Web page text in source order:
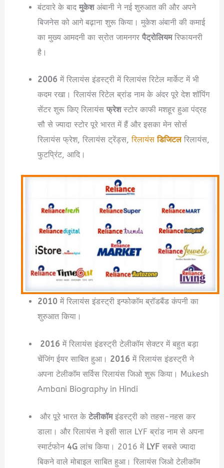
बंटवारे के बाद मुकेश अंबानी ने नई शुरुआत की और अपने
बिजनेस को आगे बढ़ाना शुरू किया। मुकेश अंबानी की कमाई
का मुख्य आमदनी का स्रोत जामनगर पैट्रोलियमरिफायनरी
है।
2006 में रिलायंस इंडस्ट्री में रिलायंस रिटेल मार्केट में भी
कदम रखा। रिलायंस रिटेल ब्रांड नाम के अंदर पूरे देश शॉपिंग
सेंटर शुरू किए रिलायंस फ्रेश स्टोर काफी मशहूर हुआ पंद्रह
सौ से ज्यादा स्टोर पूरे भारत में हैं और इसका मेन सोर्स
रिलायंस फ्रेश, रिलायंस ट्रेंड्स,रिलायंसडिजिटल रिलायंस,
फुटप्रिंट, आदि।
2010में रिलायंस इंडस्ट्री इन्फोकॉम ब्रॉडबैंड कंपनी का
शुरुआत किया।
2016 में रिलायंस इंडस्ट्री टेलीकॉम सेक्टर में बहुत बड़ा
चेंजिंग ईयर साबित हुआ। 2016 में रिलायंस इंडस्ट्री ने
अपना टेलीकॉम सर्विस रिलायंस जिओ शुरू किया। Mukesh
Ambani Biography in Hindi
और पूरे भारत के टेलीकॉमइंडस्ट्री को तहस-नहस कर
डाला। और रिलायंस ने इसी साल LYF ब्रांड नाम से अपना
स्मार्टफोन 4Gलांच किया। 2016 में LYFसबसे ज्यादा
बिकने वाले मोबाइल साबित हुआ। रिलायंस जिओ टेलीकॉम